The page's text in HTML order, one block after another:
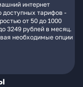
интернет
доступных тарифов -
от 50 до 1000
3249 рублей в месяц.
необходимые опции